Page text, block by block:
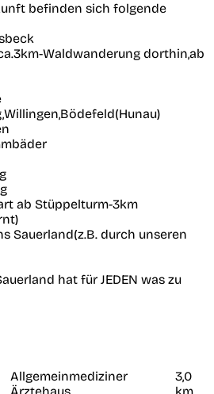
befinden sich folgende
Waldwanderung dorthin,ab
ab Stüppelturm-3km
Sauerland(z.B. durch unseren
hat für JEDEN was zu
Allgemeinmediziner
3,0